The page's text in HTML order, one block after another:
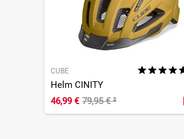
CUBE
Helm CINITY
46,99 € 79,95 €²